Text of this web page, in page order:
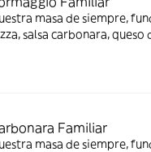
masa de siempre,
salsa carbonara, queso
gouda, emmental ,
Familiar
masa de siempre,